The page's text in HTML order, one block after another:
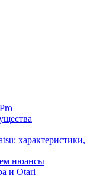
характеристики,
нюансы
и Otari